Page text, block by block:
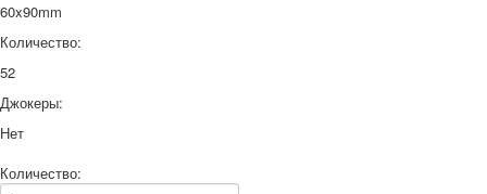
60x90mm
Количество:
52
Джокеры:
Нет
Количество: